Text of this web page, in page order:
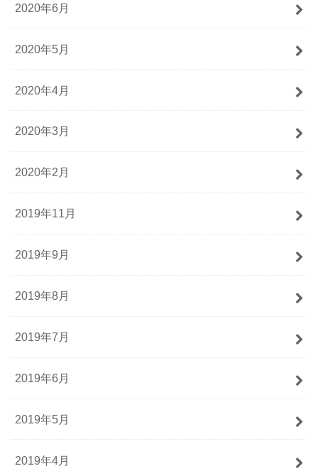
2020年6月
2020年5月
2020年4月
2020年3月
2020年2月
2019年11月
2019年9月
2019年8月
2019年7月
2019年6月
2019年5月
2019年4月